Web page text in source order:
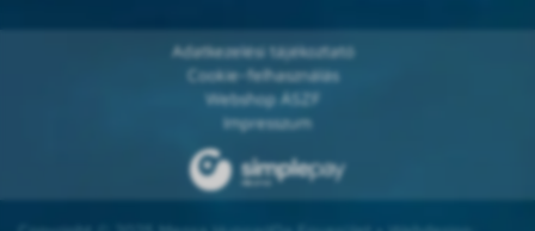
Adatkezelési tájékoztató
Cookie-felhasználás
Webshop ÁSZF
Impresszum